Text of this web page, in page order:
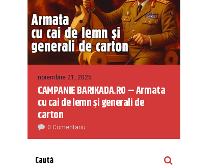
noiembrie 21, 2025
CAMPANIE BARIKADA.RO – Armata
cu cai de lemn și generali de
carton
0 Comentariu